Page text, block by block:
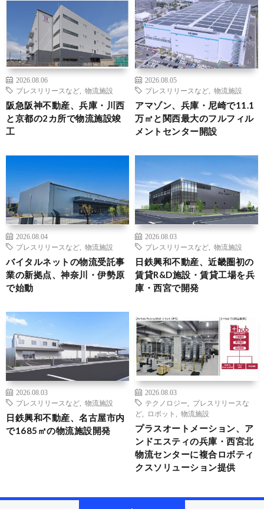
2026.08.06
プレスリリースなど
物流施設
阪急阪神不動産、兵庫・川西
と京都の2カ所で物流施設竣
工
2026.08.05
プレスリリースなど
物流施設
アマゾン、兵庫・尼崎で11.1
万㎡と関西最大のフルフィル
メントセンター開設
2026.08.04
プレスリリースなど
物流施設
バイタルネットの物流受託事
業の新拠点、神奈川・伊勢原
で始動
2026.08.03
プレスリリースなど
物流施設
日鉄興和不動産、近畿圏初の
賃貸R&D施設・賃貸工場を兵
庫・西宮で開発
2026.08.03
プレスリリースなど
物流施設
日鉄興和不動産、名古屋市内
で1685㎡の物流施設開発
2026.08.03
テクノロジー
プレスリリースな
ど
ロボット 物流施設
プラスオートメーション、ア
ンドエスティの兵庫・西宮北
物流センターに複合ロボティ
クスソリューション提供